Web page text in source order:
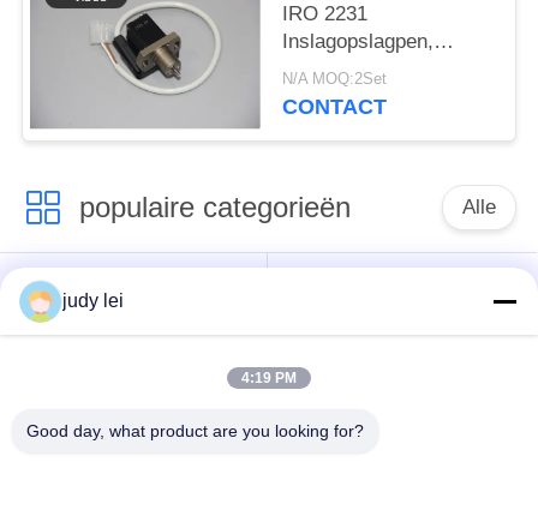
IRO 2231
Inslagopslagpen,
JWAV-1000
Weefgetouw
Elektromagnetische
N/A MOQ:2Set
CONTACT
populaire categorieën Alle
wevend
weefgetouwvervangstukken
rapierweefgetouw
het Airjetweefgetouw
judy lei
4:19 PM
Good day, what product are you looking for?